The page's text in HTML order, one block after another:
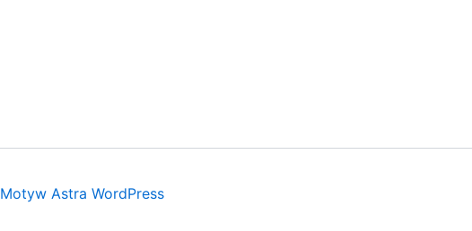
Motyw Astra WordPress